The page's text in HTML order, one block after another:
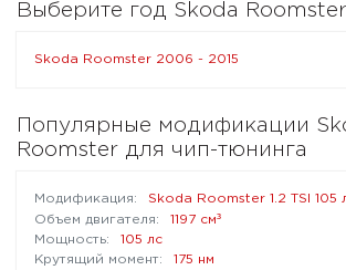
Выберите год Skoda
Skoda Roomster 2006 - 2015
Популярные модификации
Roomster для чип-тюнинга
Skoda Roomster 1.2 TSI 105
1197 см³
105 лс
175 нм